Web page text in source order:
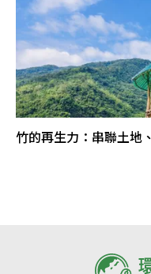
竹的再生力：串聯土地